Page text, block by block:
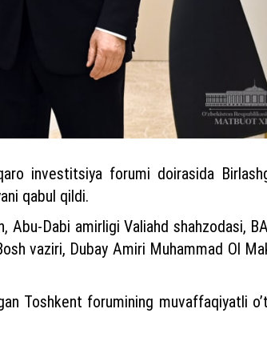
investitsiya forumi doirasida
qabul qildi.
Аbu-Dabi amirligi Valiahd shahzodasi,
vaziri, Dubay Аmiri Muhammad Ol
Toshkent forumining muvaffaqiyatli